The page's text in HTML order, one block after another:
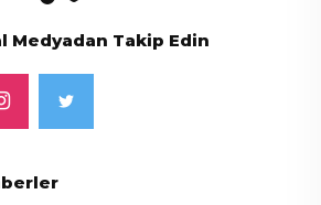
Medyadan Takip Edin